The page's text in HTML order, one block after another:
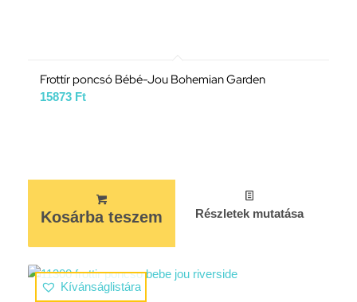
Frottír poncsó Bébé-Jou Bohemian Garden
15873 Ft
Kosárba teszem Részletek mutatása
Kívánságlistára